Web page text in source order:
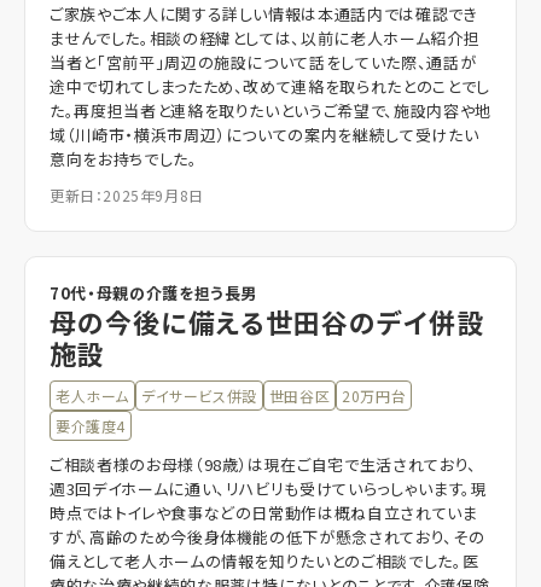
ご家族やご本人に関する詳しい情報は本通話内では確認でき
ませんでした。相談の経緯としては、以前に老人ホーム紹介担
当者と「宮前平」周辺の施設について話をしていた際、通話が
途中で切れてしまったため、改めて連絡を取られたとのことでし
た。再度担当者と連絡を取りたいというご希望で、施設内容や地
域（川崎市・横浜市周辺）についての案内を継続して受けたい
意向をお持ちでした。
更新日：2025年9月8日
70代・母親の介護を担う長男
母の今後に備える世田谷のデイ併設
施設
老人ホーム デイサービス併設 世田谷区
20万円台
要介護度4
ご相談者様のお母様（98歳）は現在ご自宅で生活されており、
週3回デイホームに通い、リハビリも受けていらっしゃいます。現
時点ではトイレや食事などの日常動作は概ね自立されていま
すが、高齢のため今後身体機能の低下が懸念されており、その
備えとして老人ホームの情報を知りたいとのご相談でした。医